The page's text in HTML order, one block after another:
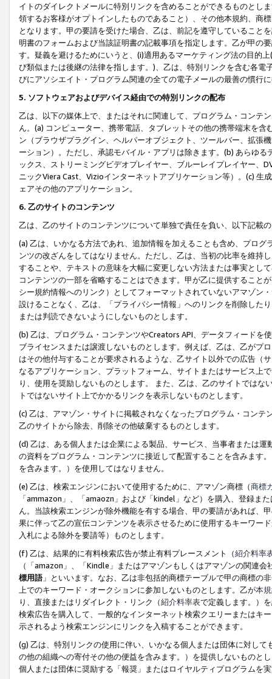
イトのダイレクトメールに特別リンクを含めることができるものとし
領するお客様がオプトインしたものであること）、その他本規約、商
となります。甲の要請を受けた場合、乙は、前記を遵守していること
明書のフォームおよび当該証明書の記載事項を指定します。乙が甲の
す。疑義を避けるためにいうと、(i)適用あるマーケティング法の目的
び類似または後継の法律を指します。)、乙は、特別リンクを含む各
びにアソシエイト・プログラム関連の全ての電子メールの最善の慣行
5. ソフトウェアおよびデバイス経由での特別リンクの配布
乙は、以下の媒体上で、またはそれに関連して、プログラム・コンテ
ん。(a) コンピューター、携帯電話、タブレットその他の携帯端末を
ン（ブラウザプラグイン、ヘルパーオブジェクト、ツールバー、拡張
ーション）。ただし、承認モバイル・アプリは除きます。(b) あらゆ
ックス、ストリーミングビデオプレイヤー、ブルーレイプレイヤー、
ニックViera Cast、Vizioインターネットアプリケーション等）。(c)
ェアその他のアプリケーション。
6. 乙のサイトのコンテンツ
乙は、乙のサイトのコンテンツについて単独で責任を負い、以下記載
(a) 乙は、いかなる方法であれ、追加情報を加えることも含め、プロ
ンツの改ざんをしてはなりません。ただし、乙は、当初の比率を維持
することや、テキストの意味を大幅に変更しない方法または事実とし
コンテンツの一部を省略することはできます。甲が乙に提供すること
シー規約情報へのリンク）としてフォーマットされていないアマゾン
設けることなく、乙は、「プライバシー情報」へのリンクを削除した
または判読できないようにしないものとします。
(b) 乙は、プログラム・コンテンツやCreators API、データフィード
ブライセンスまたは譲渡しないものとします。例えば、乙は、乙がプ
はその他付与することが要求されるような、乙サイト以外での広告（
なるアプリケーション、プラットフォーム、サイトまたはサービス上
り、使用を奨励しないものとします。 また、乙は、乙のサイトでは
トではないサイト上でかかるリンクを表示しないものとします。
(c) 乙は、アマゾン・サイトに掲載されなくなったプログラム・コン
乙のサイトから除去、削除その他破棄するものとします。
(d) 乙は、ある個人または企業による製品、サービス、当事者または
の資料をプログラム・コンテンツに接近して配置することを含みます
を含みます。）を使用してはなりません。
(e) 乙は、検索エンジンにおいて使用するために、アマゾン商標（商標
「ammazon」、「amaozn」および「kindel」など）を購入、登録ま
ん。当該検索エンジンが除外機能を有する場合、甲の要請があれば、
果に伴って乙の宣伝コンテンツを表示させるために使用するキーワー
入札による除外を要請等）ものとします。
(f) 乙は、結果的に有料検索広告が禁止有料プレースメント（紹介料率
（「amazon」、「Kindle」またはアマゾンもしくはアマゾンの関連
標用語」といいます。なお、乙は非包括的商標テーブルで甲の商標の
上でのキーワード・オークションに参加しないものとします。乙が本
り、直接またはリダイレクト・リンク（紹介料率表で定義します。）
検索広告を購入して、一般的なインターネット検索クエリーまたはキ
示されるよう検索エンジンにリンクを入稿することができます。
(g) 乙は、特別リンクの使用に伴い、いかなる個人または団体に対し
の他の組織への寄付その他の便益を含みます。）を提供しないものと
個人または団体に奨励する「報奨」またはロイヤルティプログラムを